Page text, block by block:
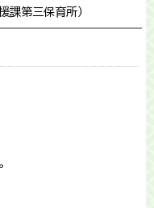
課第三保育所）